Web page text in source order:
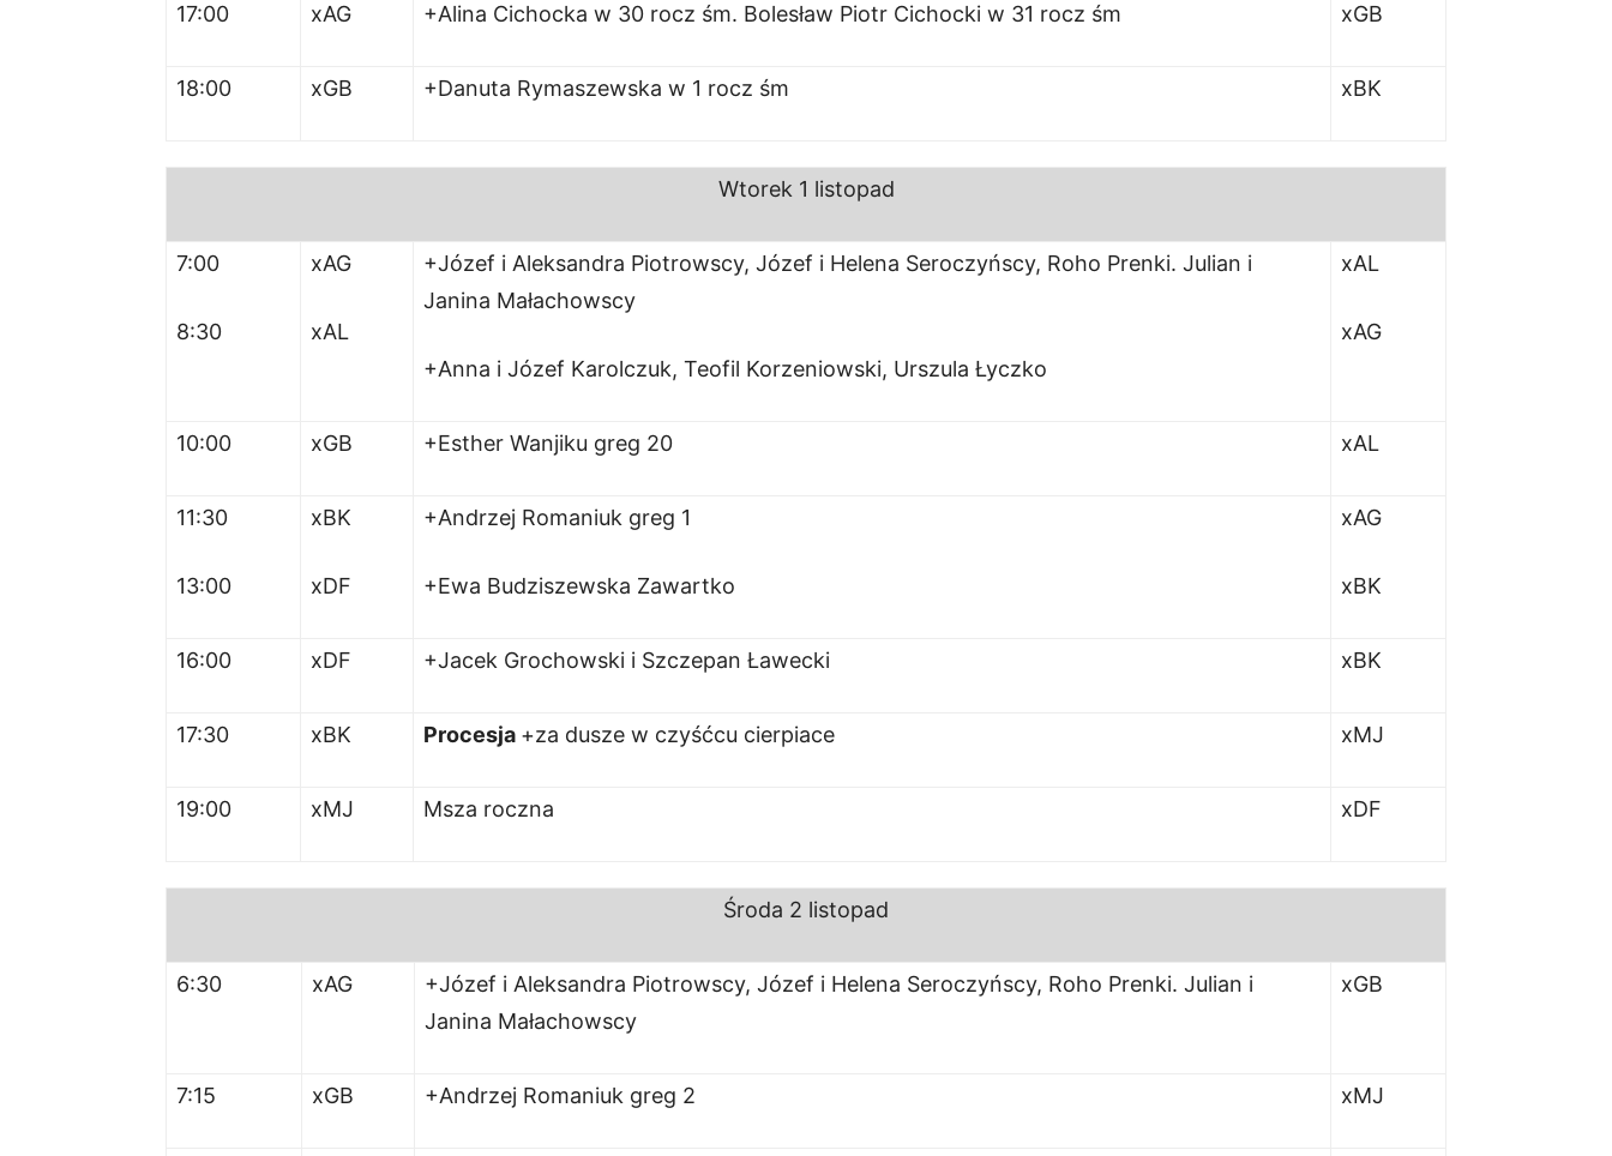
17:00 xAG +Alina Cichocka w 30 rocz śm. Bolesław Piotr Cichocki w 31 rocz śm xGB
18:00 xGB +Danuta Rymaszewska w 1 rocz śm xBK
Wtorek 1 listopad
7:00
8:30
xAG
xAL
+Józef i Aleksandra Piotrowscy, Józef i Helena Seroczyńscy, Roho Prenki. Julian i
Janina Małachowscy
+Anna i Józef Karolczuk, Teofil Korzeniowski, Urszula Łyczko
xAL
xAG
10:00 xGB +Esther Wanjiku greg 20 xAL
11:30
13:00
xBK
xDF
+Andrzej Romaniuk greg 1
+Ewa Budziszewska Zawartko
xAG
xBK
16:00 xDF +Jacek Grochowski i Szczepan Ławecki xBK
17:30 xBK Procesja +za dusze w czyśćcu cierpiace xMJ
19:00 xMJ Msza roczna xDF
Środa 2 listopad
6:30 xAG
+Józef i Aleksandra Piotrowscy, Józef i Helena Seroczyńscy, Roho Prenki. Julian i
Janina Małachowscy
xGB
7:15 xGB +Andrzej Romaniuk greg 2 xMJ